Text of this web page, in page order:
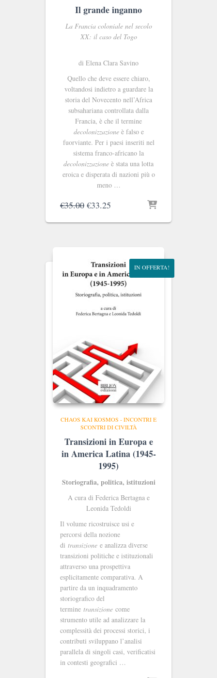
Il grande inganno
La Francia coloniale nel secolo
XX: il caso del Togo
di Elena Clara Savino
Quello che deve essere chiaro,
voltandosi indietro a guardare la
storia del Novecento nell’Africa
subsahariana controllata dalla
Francia, è che il termine
decolonizzazioneè falso e
fuorviante. Per i paesi inseriti nel
sistema franco-africano la
decolonizzazione è stata una lotta
eroica e disperata di nazioni più o
meno …
€35.00 Il
originale
€33.25
attuale
IN OFFERTA!
CHAOS KAI KOSMOS - INCONTRI E
SCONTRI DI CIVILTÀ
Transizioni in Europa e
in America Latina (1945-
1995)
Storiografia, politica, istituzioni
A cura di Federica Bertagna e
Leonida Tedoldi
Il volume ricostruisce usi e
percorsi della nozione
di transizione e analizza diverse
transizioni politiche e istituzionali
attraverso una prospettiva
esplicitamente comparativa. A
partire da un inquadramento
storiografico del
termine transizione come
strumento utile ad analizzare la
complessità dei processi storici, i
contributi sviluppano l’analisi
parallela di singoli casi, verificatisi
in contesti geografici …